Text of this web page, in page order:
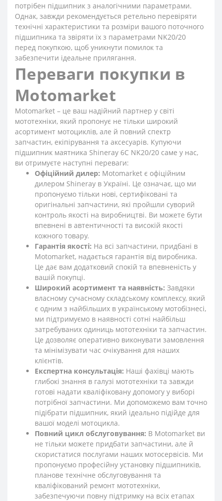
потрібен підшипник з аналогічними параметрами.
Однак, завжди рекомендується ретельно перевіряти
технічні характеристики та розміри вашого поточного
підшипника та звіряти їх з параметрами NK20/20
перед покупкою, щоб уникнути помилок та
забезпечити ідеальне прилягання.
Переваги покупки в
Motomarket
Motomarket – це ваш надійний партнер у світі
мототехніки, який пропонує не тільки широкий
асортимент мотоциклів, але й повний спектр
запчастин, екіпірування та аксесуарів. Купуючи
підшипник маятника Shineray 6C NK20/20 саме у нас,
ви отримуєте наступні переваги:
Офіційний дилер: Motomarket є офіційним
дилером Shineray в Україні. Це означає, що ми
пропонуємо тільки нові, сертифіковані та
оригінальні запчастини, які пройшли суворий
контроль якості на виробництві. Ви можете бути
впевнені в автентичності та високій якості
кожного товару.
Гарантія якості: На всі запчастини, придбані в
Motomarket, надається гарантія від виробника.
Це дає вам додатковий спокій та впевненість у
вашій покупці.
Широкий асортимент та наявність: Завдяки
власному сучасному складському комплексу, який
є одним з найбільших в українському мотобізнесі,
ми підтримуємо в наявності сотні найбільш
затребуваних одиниць мототехніки та запчастин.
Це дозволяє оперативно виконувати замовлення
та мінімізувати час очікування для наших
клієнтів.
Експертна консультація: Наші фахівці мають
глибокі знання в галузі мототехніки та завжди
готові надати кваліфіковану допомогу у виборі
потрібної запчастини. Ми допоможемо вам точно
підібрати підшипник, який ідеально підійде для
вашої моделі мотоцикла.
Повний цикл обслуговування: В Motomarket ви
не тільки можете придбати запчастини, але й
скористатися послугами наших мотосервісів. Ми
пропонуємо професійну установку підшипників,
планове технічне обслуговування та
кваліфікований ремонт мототехніки,
забезпечуючи повну підтримку на всіх етапах